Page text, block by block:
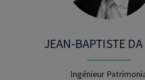
JEAN-BAPTISTE
Ingénieur